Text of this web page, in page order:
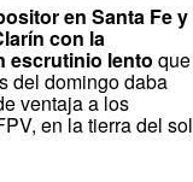
en Santa Fe y
con la
escrutinio lento que
del domingo daba
ventaja a los
en la tierra del sol